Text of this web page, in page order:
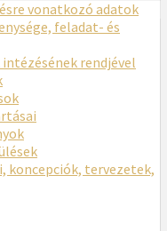
vonatkozó adatok
feladat- és
rendjével
koncepciók, tervezetek,